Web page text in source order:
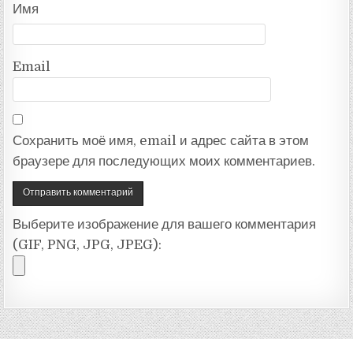
Имя
Email
Сохранить моё имя, email и адрес сайта в этом
браузере для последующих моих комментариев.
Выберите изображение для вашего комментария
(GIF, PNG, JPG, JPEG):